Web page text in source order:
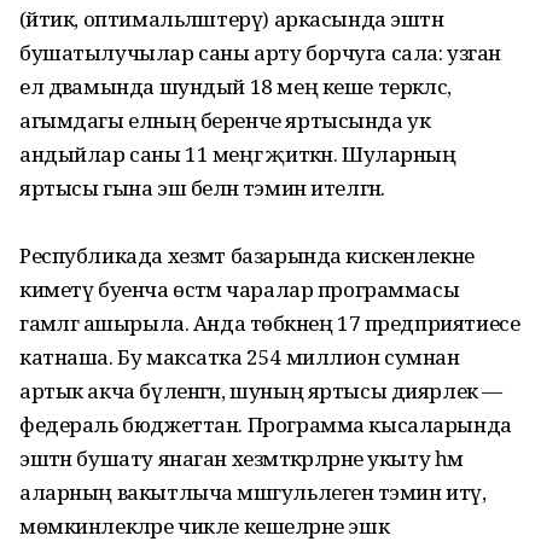
(әйтик, оптимальләштерү) аркасында эштән
бушатылучылар саны арту борчуга сала: узган
ел дәвамында шундый 18 мең кеше теркәлсә,
агымдагы елның беренче яртысында ук
андыйлар саны 11 меңгә җиткән. Шулар­ның
яртысы гына эш белән тәэмин ителгән.
Республикада хезмәт базарында кискенлекне
киметү буенча өстәмә чаралар программасы
гамәлгә ашырыла. Анда төбәкнең 17 предприятиесе
катнаша. Бу максатка 254 миллион сумнан
артык акча бүленгән, шуның яртысы диярлек —
федераль бюджеттан. Программа кысаларында
эштән бушату янаган хезмәткәрләрне укыту һәм
аларның вакытлыча мәш­гульлеген тәэмин итү,
мөм­кин­лекләре чикле кешеләрне эшкә